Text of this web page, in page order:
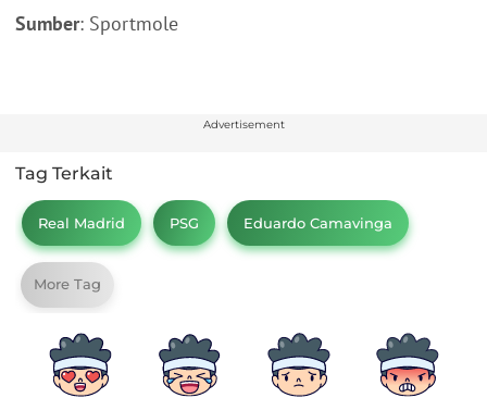
Sumber: Sportmole
Advertisement
Tag Terkait
Real Madrid PSG Eduardo Camavinga
More Tag